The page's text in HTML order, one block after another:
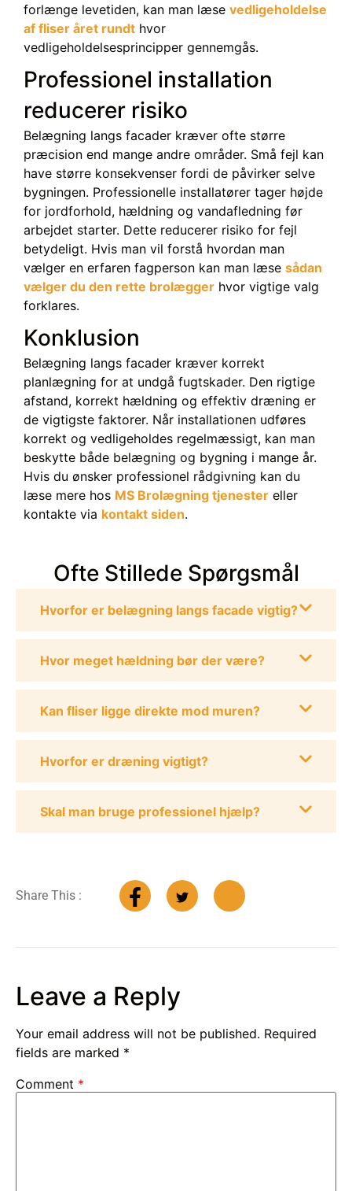
forlænge levetiden, kan man læse vedligeholdelse
af fliser året rundt hvor
vedligeholdelsesprincipper gennemgås.
Professionel installation
reducerer risiko
Belægning langs facader kræver ofte større
præcision end mange andre områder. Små fejl kan
have større konsekvenser fordi de påvirker selve
bygningen. Professionelle installatører tager højde
for jordforhold, hældning og vandafledning før
arbejdet starter. Dette reducerer risiko for fejl
betydeligt. Hvis man vil forstå hvordan man
vælger en erfaren fagperson kan man læse sådan
vælger du den rette brolægger hvor vigtige valg
forklares.
Konklusion
Belægning langs facader kræver korrekt
planlægning for at undgå fugtskader. Den rigtige
afstand, korrekt hældning og effektiv dræning er
de vigtigste faktorer. Når installationen udføres
korrekt og vedligeholdes regelmæssigt, kan man
beskytte både belægning og bygning i mange år.
Hvis du ønsker professionel rådgivning kan du
læse mere hos MS Brolægning tjenester eller
kontakte via kontakt siden.
Ofte Stillede Spørgsmål
Hvorfor er belægning langs facade vigtig?
Hvor meget hældning bør der være?
Kan fliser ligge direkte mod muren?
Hvorfor er dræning vigtigt?
Skal man bruge professionel hjælp?
Share This :
Leave a Reply
Your email address will not be published. Required
fields are marked *
Comment *